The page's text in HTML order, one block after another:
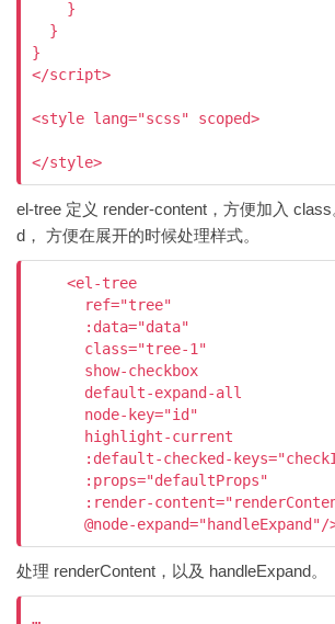
    }
  }
}
</script>
<style lang="scss" scoped>
el-tree 定义 render-content，方便加入
d， 方便在展开的时候处理样式。
    <el-tree
      ref="tree"
      :data="data"
      class="tree-1"
      show-checkbox
      default-expand-all
      node-key="id"
      highlight-current
:default-checked-
      :props="defaultProps"
:render-
处理 renderContent，以及 handleExpand。
…